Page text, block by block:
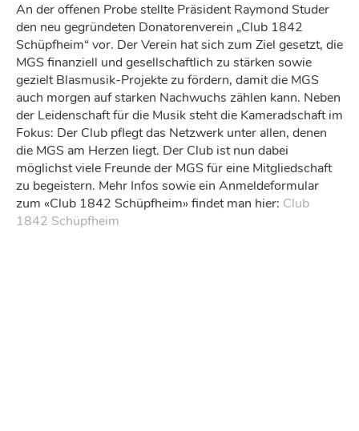
An der offenen Probe stellte Präsident Raymond Studer
den neu gegründeten Donatorenverein „Club 1842
Schüpfheim“ vor. Der Verein hat sich zum Ziel gesetzt, die
MGS finanziell und gesellschaftlich zu stärken sowie
gezielt Blasmusik-Projekte zu fördern, damit die MGS
auch morgen auf starken Nachwuchs zählen kann. Neben
der Leidenschaft für die Musik steht die Kameradschaft im
Fokus: Der Club pflegt das Netzwerk unter allen, denen
die MGS am Herzen liegt. Der Club ist nun dabei
möglichst viele Freunde der MGS für eine Mitgliedschaft
zu begeistern. Mehr Infos sowie ein Anmeldeformular
zum «Club 1842 Schüpfheim» findet man hier: Club
1842 Schüpfheim